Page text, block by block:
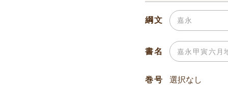
綱文
書名
巻号